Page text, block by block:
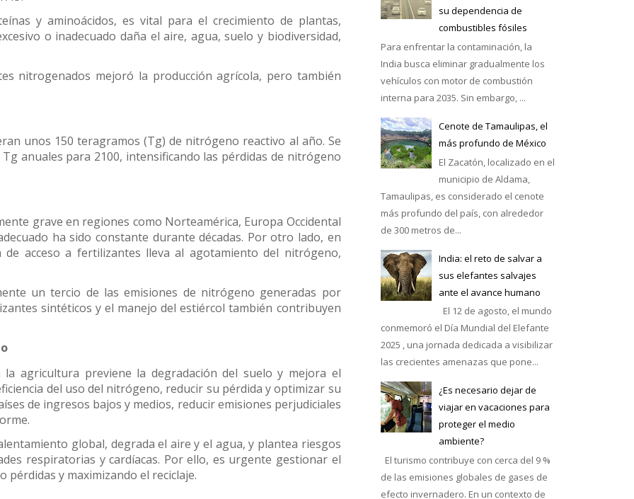
y aminoácidos, es vital para el crecimiento de plantas,
o inadecuado daña el aire, agua, suelo y biodiversidad,
nitrogenados mejoró la producción agrícola, pero también
unos 150 teragramos (Tg) de nitrógeno reactivo al año. Se
anuales para 2100, intensificando las pérdidas de nitrógeno
grave en regiones como Norteamérica, Europa Occidental
ha sido constante durante décadas. Por otro lado, en
acceso a fertilizantes lleva al agotamiento del nitrógeno,
un tercio de las emisiones de nitrógeno generadas por
sintéticos y el manejo del estiércol también contribuyen
agricultura previene la degradación del suelo y mejora el
del uso del nitrógeno, reducir su pérdida y optimizar su
de ingresos bajos y medios, reducir emisiones perjudiciales
global, degrada el aire y el agua, y plantea riesgos
respiratorias y cardíacas. Por ello, es urgente gestionar el
y maximizando el reciclaje.
su dependencia de
combustibles fósiles
Para enfrentar la contaminación, la
India busca eliminar gradualmente los
vehículos con motor de combustión
interna para 2035. Sin embargo, ...
Cenote de Tamaulipas, el
más profundo de México
El Zacatón, localizado en el
municipio de Aldama,
Tamaulipas, es considerado el cenote
más profundo del país, con alrededor
de 300 metros de...
India: el reto de salvar a
sus elefantes salvajes
ante el avance humano
El 12 de agosto, el mundo
conmemoró el Día Mundial del Elefante
2025 , una jornada dedicada a visibilizar
las crecientes amenazas que pone...
¿Es necesario dejar de
viajar en vacaciones para
proteger el medio
ambiente?
El turismo contribuye con cerca del 9 %
de las emisiones globales de gases de
efecto invernadero. En un contexto de